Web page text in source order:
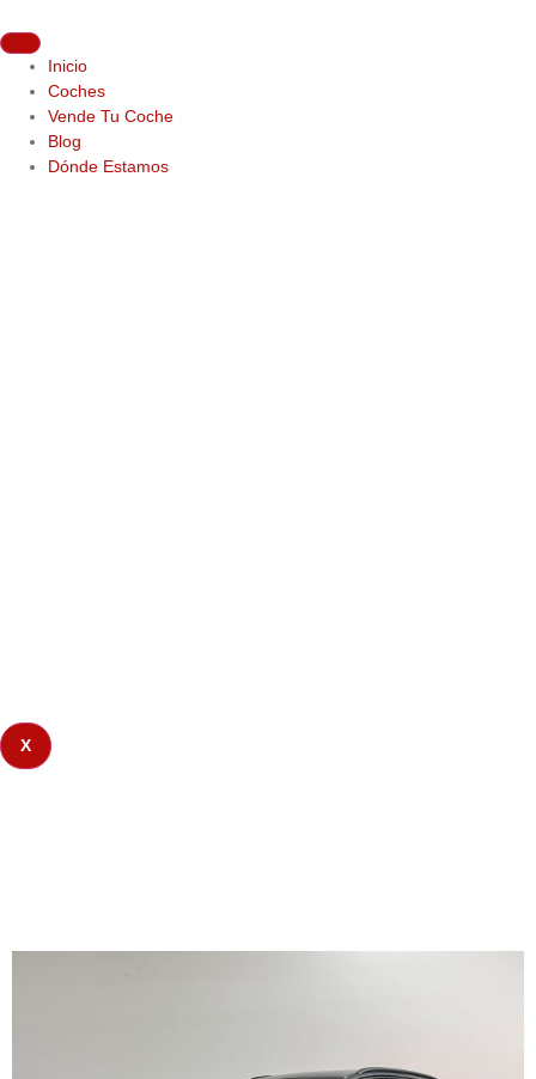
Inicio
Coches
Vende Tu Coche
Blog
Dónde Estamos
X